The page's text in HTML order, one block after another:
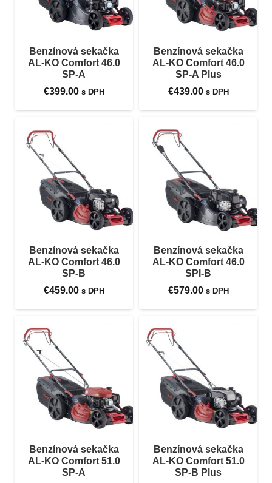
Benzínová sekačka
AL-KO Comfort 46.0
SP-A
€399.00 s DPH
Benzínová sekačka
AL-KO Comfort 46.0
SP-A Plus
€439.00 s DPH
Benzínová sekačka
AL-KO Comfort 46.0
SP-B
€459.00 s DPH
Benzínová sekačka
AL-KO Comfort 46.0
SPI-B
€579.00 s DPH
Benzínová sekačka
AL-KO Comfort 51.0
SP-A
Benzínová sekačka
AL-KO Comfort 51.0
SP-B Plus